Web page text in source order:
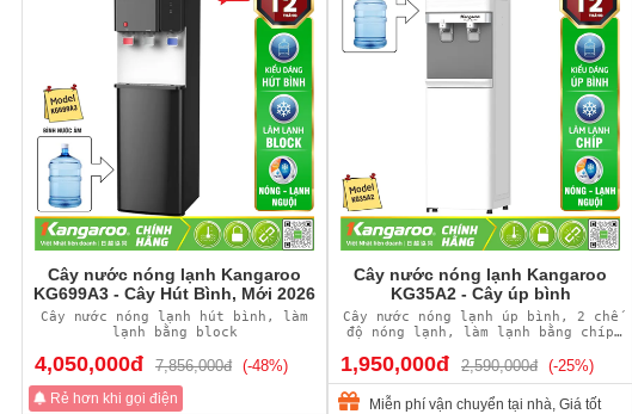
Cây nước nóng lạnh Kangaroo
KG699A3 - Cây Hút Bình, Mới 2026
Cây nước nóng lạnh hút bình, làm
lạnh bằng block
4,050,000đ 7,856,000đ (-48%)
Rẻ hơn khi gọi điện
Cây nước nóng lạnh Kangaroo
KG35A2 - Cây úp bình
Cây nước nóng lạnh úp bình, 2 chế
độ nóng lạnh, làm lạnh bằng chíp
1,950,000đ 2,590,000đ (-25%)
Miễn phí vận chuyển tại nhà, Giá tốt